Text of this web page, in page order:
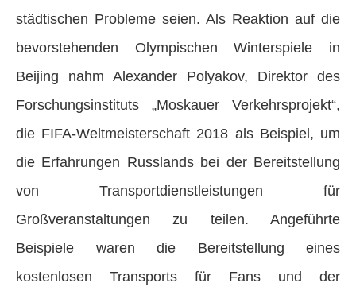
städtischen Probleme seien. Als Reaktion auf die
bevorstehenden Olympischen Winterspiele in
Beijing nahm Alexander Polyakov, Direktor des
Forschungsinstituts „Moskauer Verkehrsprojekt“,
die FIFA-Weltmeisterschaft 2018 als Beispiel, um
die Erfahrungen Russlands bei der Bereitstellung
von Transportdienstleistungen für
Großveranstaltungen zu teilen. Angeführte
Beispiele waren die Bereitstellung eines
kostenlosen Transports für Fans und der